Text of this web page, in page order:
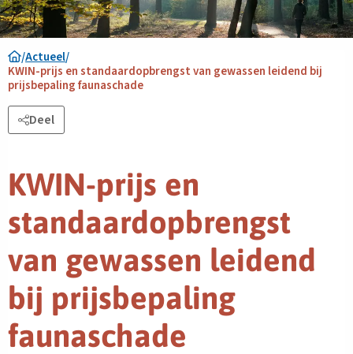
/Actueel/
KWIN-prijs en standaardopbrengst van gewassen leidend bij
prijsbepaling faunaschade
Deel
KWIN-prijs en
standaardopbrengst
van gewassen leidend
bij prijsbepaling
faunaschade